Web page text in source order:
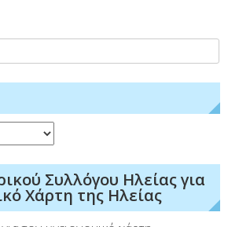
Συλλόγου Ηλείας για
Χάρτη της Ηλείας